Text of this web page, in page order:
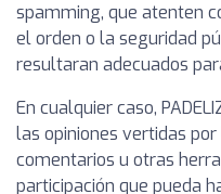
spamming, que atenten
el orden o la seguridad
resultaran adecuados
En cualquier caso,
las opiniones vertidas
comentarios u otras
participación que pueda